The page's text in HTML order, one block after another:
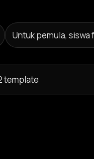
Untuk pemula,
template